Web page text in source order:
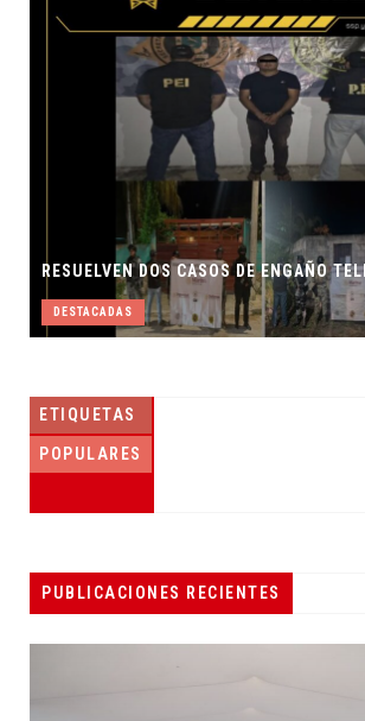
RESUELVEN DOS CASOS DE ENGAÑO
DESTACADAS
ETIQUETAS
POPULARES
PUBLICACIONES RECIENTES